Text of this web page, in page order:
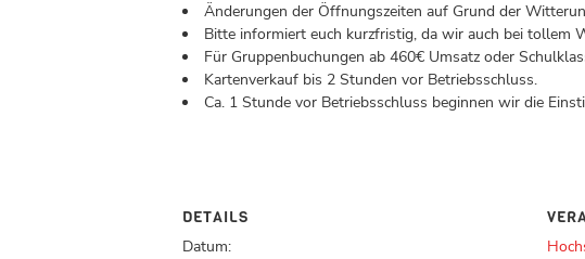
Änderungen der Öffnungszeiten auf Grund der
Bitte informiert euch kurzfristig, da wir auch bei tollem
Für Gruppenbuchungen ab 460€ Umsatz oder
Kartenverkauf bis 2 Stunden vor Betriebsschluss.
Ca. 1 Stunde vor Betriebsschluss beginnen wir die
DETAILS
Datum: